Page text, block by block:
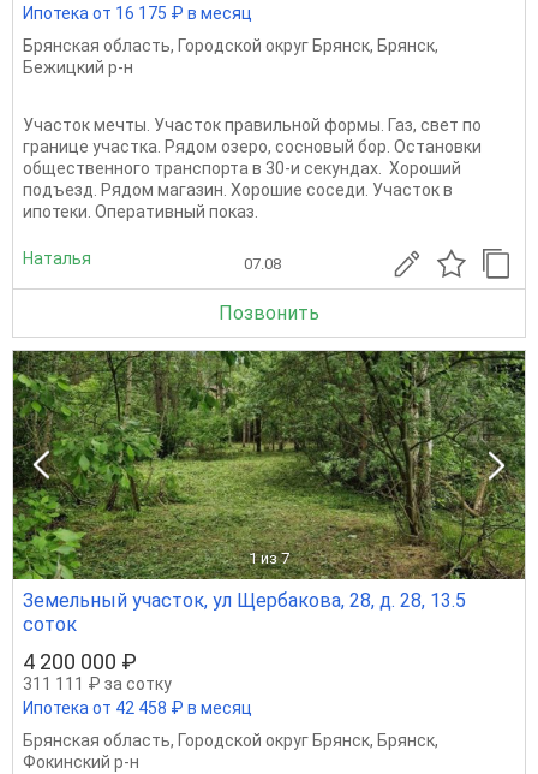
Ипотека от 16 175 ₽ в месяц
Брянская область, Городской округ Брянск, Брянск,
Бежицкий р-н
Участок мечты. Участок правильной формы. Газ, свет по
границе участка. Рядом озеро, сосновый бор. Остановки
общественного транспорта в 30-и секундах. Хороший
подъезд. Рядом магазин. Хорошие соседи. Участок в
ипотеки. Оперативный показ.
Наталья 07.08
Позвонить
1 из 7
Земельный участок, ул Щербакова, 28, д. 28, 13.5
соток
4 200 000 ₽
311 111 ₽ за сотку
Ипотека от 42 458 ₽ в месяц
Брянская область, Городской округ Брянск, Брянск,
Фокинский р-н